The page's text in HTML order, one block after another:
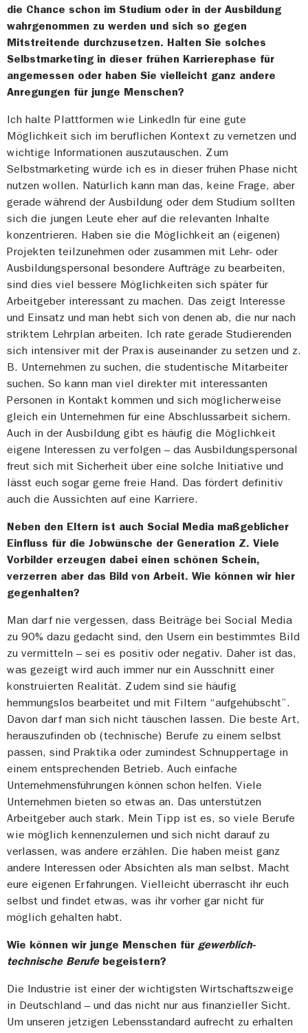
die Chance schon im Studium oder in der Ausbildung
wahrgenommen zu werden und sich so gegen
Mitstreitende durchzusetzen. Halten Sie solches
Selbstmarketing in dieser frühen Karrierephase für
angemessen oder haben Sie vielleicht ganz andere
Anregungen für junge Menschen?
Ich halte Plattformen wie LinkedIn für eine gute
Möglichkeit sich im beruflichen Kontext zu vernetzen und
wichtige Informationen auszutauschen. Zum
Selbstmarketing würde ich es in dieser frühen Phase nicht
nutzen wollen. Natürlich kann man das, keine Frage, aber
gerade während der Ausbildung oder dem Studium sollten
sich die jungen Leute eher auf die relevanten Inhalte
konzentrieren. Haben sie die Möglichkeit an (eigenen)
Projekten teilzunehmen oder zusammen mit Lehr- oder
Ausbildungspersonal besondere Aufträge zu bearbeiten,
sind dies viel bessere Möglichkeiten sich später für
Arbeitgeber interessant zu machen. Das zeigt Interesse
und Einsatz und man hebt sich von denen ab, die nur nach
striktem Lehrplan arbeiten. Ich rate gerade Studierenden
sich intensiver mit der Praxis auseinander zu setzen und z.
B. Unternehmen zu suchen, die studentische Mitarbeiter
suchen. So kann man viel direkter mit interessanten
Personen in Kontakt kommen und sich möglicherweise
gleich ein Unternehmen für eine Abschlussarbeit sichern.
Auch in der Ausbildung gibt es häufig die Möglichkeit
eigene Interessen zu verfolgen – das Ausbildungspersonal
freut sich mit Sicherheit über eine solche Initiative und
lässt euch sogar gerne freie Hand. Das fördert definitiv
auch die Aussichten auf eine Karriere.
Neben den Eltern ist auch Social Media maßgeblicher
Einfluss für die Jobwünsche der Generation Z. Viele
Vorbilder erzeugen dabei einen schönen Schein,
verzerren aber das Bild von Arbeit. Wie können wir hier
gegenhalten?
Man darf nie vergessen, dass Beiträge bei Social Media
zu 90% dazu gedacht sind, den Usern ein bestimmtes Bild
zu vermitteln – sei es positiv oder negativ. Daher ist das,
was gezeigt wird auch immer nur ein Ausschnitt einer
konstruierten Realität. Zudem sind sie häufig
hemmungslos bearbeitet und mit Filtern “aufgehübscht”.
Davon darf man sich nicht täuschen lassen. Die beste Art,
herauszufinden ob (technische) Berufe zu einem selbst
passen, sind Praktika oder zumindest Schnuppertage in
einem entsprechenden Betrieb. Auch einfache
Unternehmensführungen können schon helfen. Viele
Unternehmen bieten so etwas an. Das unterstützen
Arbeitgeber auch stark. Mein Tipp ist es, so viele Berufe
wie möglich kennenzulernen und sich nicht darauf zu
verlassen, was andere erzählen. Die haben meist ganz
andere Interessen oder Absichten als man selbst. Macht
eure eigenen Erfahrungen. Vielleicht überrascht ihr euch
selbst und findet etwas, was ihr vorher gar nicht für
möglich gehalten habt.
Wie können wir junge Menschen für gewerblich-
technische Berufebegeistern?
Die Industrie ist einer der wichtigsten Wirtschaftszweige
in Deutschland – und das nicht nur aus finanzieller Sicht.
Um unseren jetzigen Lebensstandard aufrecht zu erhalten